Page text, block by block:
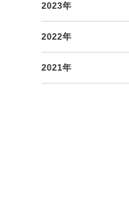
2023年
2022年
2021年